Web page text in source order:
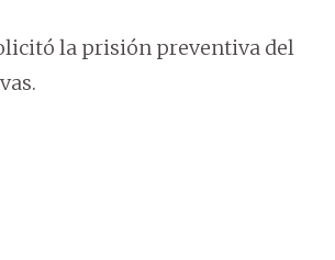
la prisión preventiva del